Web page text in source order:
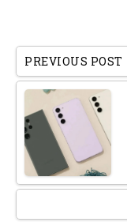
PREVIOUS POST